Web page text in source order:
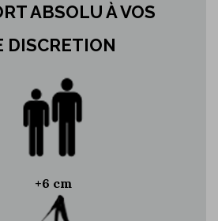
ABSOLU À VOS
DISCRETION
+6 cm